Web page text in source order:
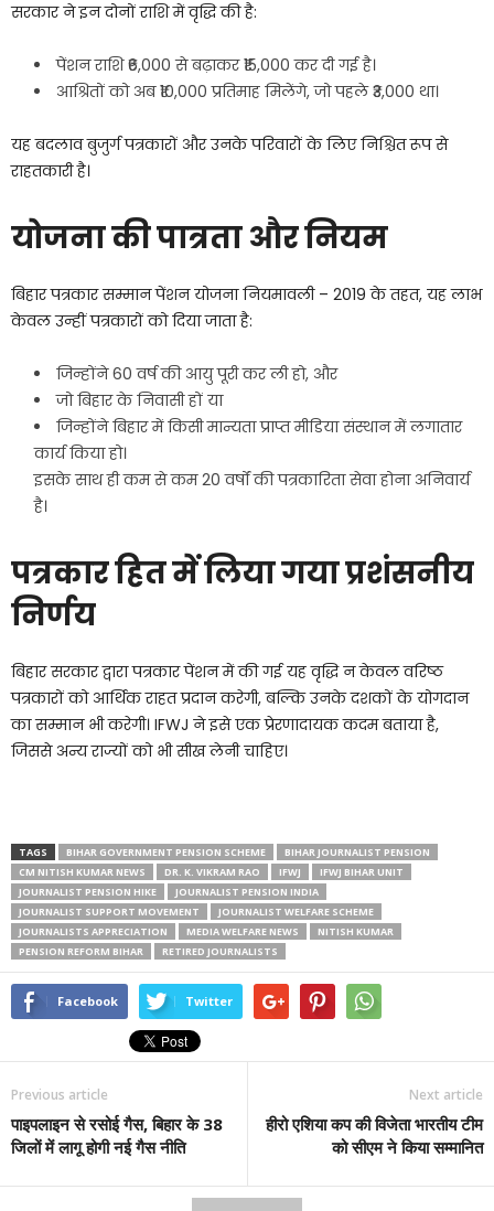
सरकार ने इन दोनों राशि में वृद्धि की है:
पेंशन राशि ₹6,000 से बढ़ाकर ₹15,000 कर दी गई है।
आश्रितों को अब ₹10,000 प्रतिमाह मिलेंगे, जो पहले ₹3,000 था।
यह बदलाव बुजुर्ग पत्रकारों और उनके परिवारों के लिए निश्चित रूप से
राहतकारी है।
योजना की पात्रता और नियम
बिहार पत्रकार सम्मान पेंशन योजना नियमावली – 2019 के तहत, यह लाभ
केवल उन्हीं पत्रकारों को दिया जाता है:
जिन्होंने 60 वर्ष की आयु पूरी कर ली हो, और
जो बिहार के निवासी हों या
जिन्होंने बिहार में किसी मान्यता प्राप्त मीडिया संस्थान में लगातार
कार्य किया हो।
इसके साथ ही कम से कम 20 वर्षों की पत्रकारिता सेवा होना अनिवार्य
है।
पत्रकार हित में लिया गया प्रशंसनीय
निर्णय
बिहार सरकार द्वारा पत्रकार पेंशन में की गई यह वृद्धि न केवल वरिष्ठ
पत्रकारों को आर्थिक राहत प्रदान करेगी, बल्कि उनके दशकों के योगदान
का सम्मान भी करेगी। IFWJ ने इसे एक प्रेरणादायक कदम बताया है,
जिससे अन्य राज्यों को भी सीख लेनी चाहिए।
TAGS BIHAR GOVERNMENT PENSION SCHEME
BIHAR JOURNALIST PENSION
CM NITISH KUMAR NEWS
DR. K. VIKRAM RAO IFWJ
IFWJ BIHAR UNIT
JOURNALIST PENSION HIKE
JOURNALIST PENSION INDIA
JOURNALIST SUPPORT MOVEMENT
JOURNALIST WELFARE SCHEME
JOURNALISTS APPRECIATION
MEDIA WELFARE NEWS
NITISH KUMAR
PENSION REFORM BIHAR
RETIRED JOURNALISTS
Facebook Twitter
Previous article
पाइपलाइन से रसोई गैस, बिहार के 38
जिलों में लागू होगी नई गैस नीति
Next article
हीरो एशिया कप की विजेता भारतीय टीम
को सीएम ने किया सम्मानित